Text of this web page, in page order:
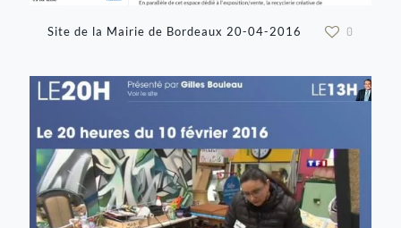
Site de la Mairie de Bordeaux 20-04-2016 0